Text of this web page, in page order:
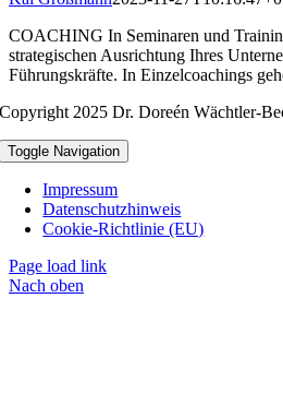
COACHING In Seminaren und
strategischen Ausrichtung Ihres
Führungskräfte. In Einzelcoachings
Copyright 2025 Dr. Doreén Wächtler-
Toggle Navigation
Impressum
Datenschutzhinweis
Cookie-Richtlinie (EU)
Page load link
Nach oben